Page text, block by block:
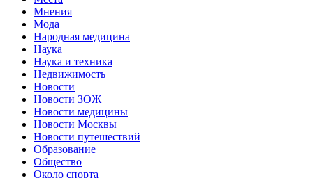
Мнения
Мода
Народная медицина
Наука
Наука и техника
Недвижимость
Новости
Новости ЗОЖ
Новости медицины
Новости Москвы
Новости путешествий
Образование
Общество
Около спорта